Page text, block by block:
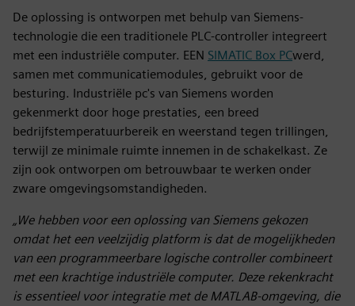
De oplossing is ontworpen met behulp van Siemens-
technologie die een traditionele PLC-controller integreert
met een industriële computer. EEN SIMATIC Box PCwerd,
samen met communicatiemodules, gebruikt voor de
besturing. Industriële pc's van Siemens worden
gekenmerkt door hoge prestaties, een breed
bedrijfstemperatuurbereik en weerstand tegen trillingen,
terwijl ze minimale ruimte innemen in de schakelkast. Ze
zijn ook ontworpen om betrouwbaar te werken onder
zware omgevingsomstandigheden.
„We hebben voor een oplossing van Siemens gekozen
omdat het een veelzijdig platform is dat de mogelijkheden
van een programmeerbare logische controller combineert
met een krachtige industriële computer. Deze rekenkracht
is essentieel voor integratie met de MATLAB-omgeving, die